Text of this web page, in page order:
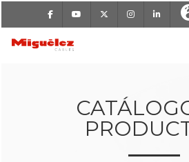
FacebookYoutube Instagram
MIGUÉLEZ CABLES